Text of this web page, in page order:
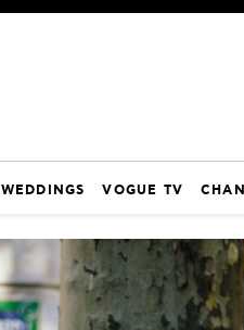
WEDDINGS VOGUE TV